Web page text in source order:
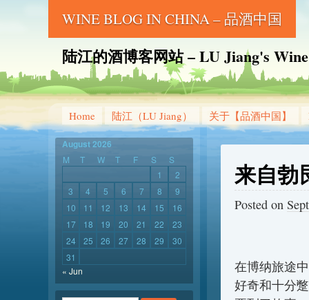
WINE BLOG IN CHINA – 品酒中国
陆江的酒博客网站 – LU Jiang's
Home 陆江（LU Jiang） 关于【品酒中国】
来自勃
Posted on
在博纳旅途
好奇和十分
August 2026
M T W T F S
S
1
2
3
4 5 6 7 8
9
10
11 12 13 14 15
16
17
18 19 20 21 22
23
24
25 26 27 28 29
30
31
« Jun